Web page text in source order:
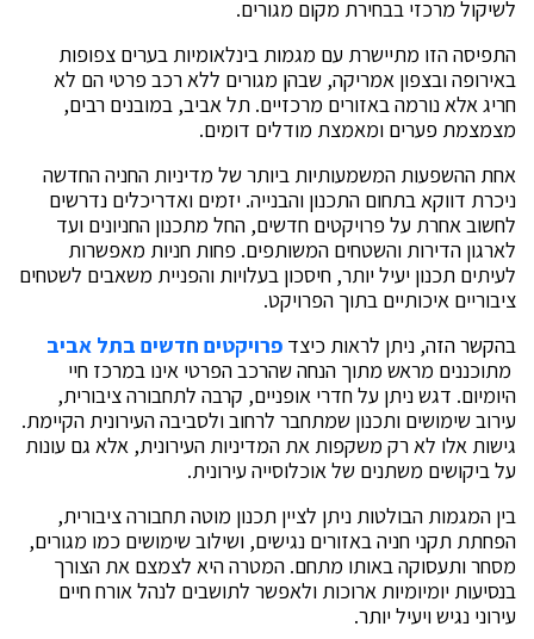
לשיקול מרכזי בבחירת מקום מגורים.
התפיסה הזו מתיישרת עם מגמות בינלאומיות בערים צפופות
באירופה ובצפון אמריקה, שבהן מגורים ללא רכב פרטי הם לא
חריג אלא נורמה באזורים מרכזיים. תל אביב, במובנים רבים,
מצמצמת פערים ומאמצת מודלים דומים.
אחת ההשפעות המשמעותיות ביותר של מדיניות החניה החדשה
ניכרת דווקא בתחום התכנון והבנייה. יזמים ואדריכלים נדרשים
לחשוב אחרת על פרויקטים חדשים, החל מתכנון החניונים ועד
לארגון הדירות והשטחים המשותפים. פחות חניות מאפשרות
לעיתים תכנון יעיל יותר, חיסכון בעלויות והפניית משאבים לשטחים
ציבוריים איכותיים בתוך הפרויקט.
בהקשר הזה, ניתן לראות כיצד פרויקטים חדשים בתל אביב
מתוכננים מראש מתוך הנחה שהרכב הפרטי אינו במרכז חיי
היומיום. דגש ניתן על חדרי אופניים, קרבה לתחבורה ציבורית,
עירוב שימושים ותכנון שמתחבר לרחוב ולסביבה העירונית הקיימת.
גישות אלו לא רק משקפות את המדיניות העירונית, אלא גם עונות
על ביקושים משתנים של אוכלוסייה עירונית.
בין המגמות הבולטות ניתן לציין תכנון מוטה תחבורה ציבורית,
הפחתת תקני חניה באזורים נגישים, ושילוב שימושים כמו מגורים,
מסחר ותעסוקה באותו מתחם. המטרה היא לצמצם את הצורך
בנסיעות יומיומיות ארוכות ולאפשר לתושבים לנהל אורח חיים
עירוני נגיש ויעיל יותר.